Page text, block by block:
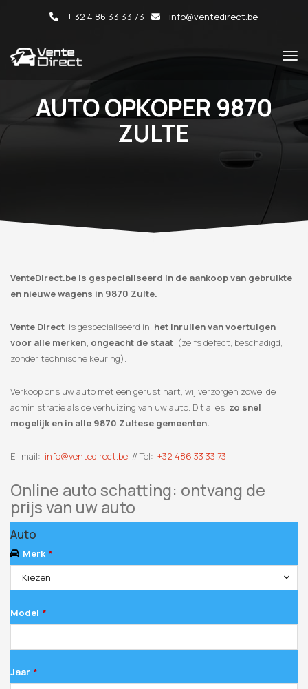
+ 32 4 86 33 33 73 info@ventedirect.be
AUTO OPKOPER 9870
ZULTE
VenteDirect.be is gespecialiseerd in de aankoop van gebruikte
en nieuwe wagens in 9870 Zulte.
Vente Direct is gespecialiseerd in het inruilen van voertuigen
voor alle merken, ongeacht de staat (zelfs defect, beschadigd,
zonder technische keuring).
Verkoop ons uw auto met een gerust hart, wij verzorgen zowel de
administratie als de verhuizing van uw auto. Dit alles zo snel
mogelijk en in alle 9870 Zultese gemeenten.
E- mail: info@ventedirect.be // Tel: +32 486 33 33 73
Online auto schatting: ontvang de
prijs van uw auto
Auto
Merk *
Kiezen
Model *
Jaar *